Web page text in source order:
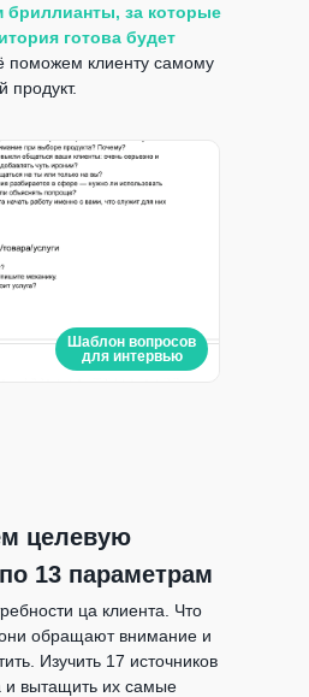
бриллианты, за которые
готова будет
поможем клиенту самому
продукт.
Шаблон вопросов
для интервью
целевую
13 параметрам
ца клиента. Что
обращают внимание и
Изучить 17 источников
вытащить их самые